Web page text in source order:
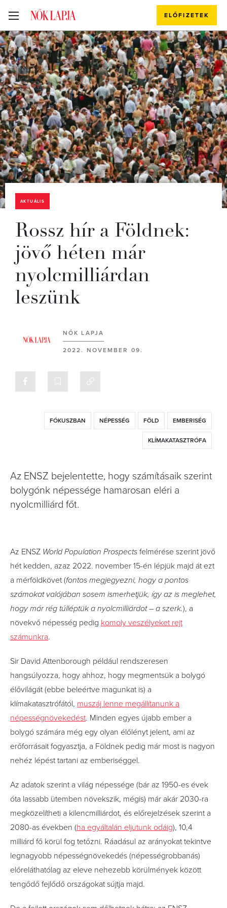
ELŐFIZETEK
AKTUÁLIS
Rossz hír a Földnek:
jövő héten már
nyolcmilliárdan
leszünk
NŐK LAPJA
2022. NOVEMBER 09.
FÓKUSZBAN NÉPESSÉG FÖLD EMBERISÉG
KLÍMAKATASZTRÓFA
Az ENSZ bejelentette, hogy számításaik szerint
bolygónk népessége hamarosan eléri a
nyolcmilliárd főt.
Az ENSZ World Population Prospects felmérése szerint jövő
hét kedden, azaz 2022. november 15-én lépjük majd át ezt
a mérföldkövet (fontos megjegyezni, hogy a pontos
számokat valójában sosem ismerhetjük, így az is meglehet,
hogy már rég túlléptük a nyolcmilliárdot – a szerk.), a
növekvő népesség pedig komoly veszélyeket rejt
számunkra.
Sir David Attenborough például rendszeresen
hangsúlyozza, hogy ahhoz, hogy megmentsük a bolygó
élővilágát (ebbe beleértve magunkat is) a
klímakatasztrófától, muszáj lenne megállítanunk a
népességnövekedést. Minden egyes újabb ember a
bolygó számára még egy olyan élőlényt jelent, ami az
erőforrásait fogyasztja, a Földnek pedig már most is nagyon
nehéz lépést tartani az emberiséggel.
Az adatok szerint a világ népessége (bár az 1950-es évek
óta lassabb ütemben növekszik, mégis) már akár 2030-ra
megközelítheti a kilencmilliárdot, és előrejelzések szerint a
2080-as években (ha egyáltalán eljutunk odáig), 10,4
milliárd fő körül fog tetőzni. Ráadásul az arányokat tekintve
legnagyobb népességnövekedés (népességrobbanás)
előreláthatólag az eleve nehezebb körülmények között
tengődő fejlődő országokat sújtja majd.